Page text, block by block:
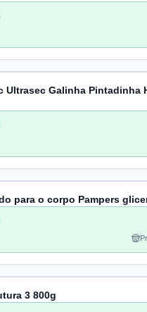
Ultrasec Galinha Pintadinha
para o corpo Pampers
3 800g